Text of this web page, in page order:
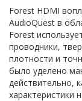
Forest HDMI
AudioQuest в
Forest
проводники,
плотности и
было уделено
действительно,
характеристики